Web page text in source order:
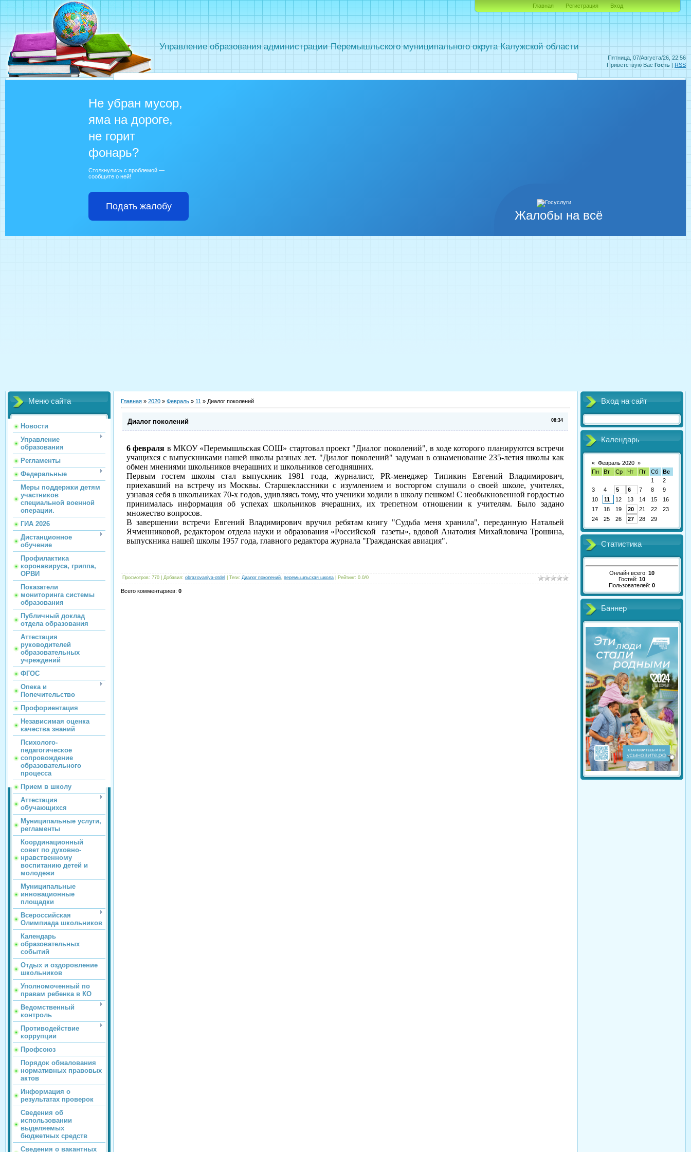
Пятница, 07/Августа/26, 22:56
Приветствую Вас Гость | RSS
Управление образования администрации Перемышльского муниципального округа Калужской области
Главная Регистрация Вход
Жалобы на всё
Не убран мусор,
яма на дороге,
не горит
фонарь?
Столкнулись с проблемой —
сообщите о ней!
Подать жалобу
Меню сайта
Новости
Управление
образования
Регламенты
Федеральные
Меры поддержки детям
участников
специальной военной
операции.
ГИА 2026
Дистанционное
обучение
Профилактика
коронавируса, гриппа,
ОРВИ
Показатели
мониторинга системы
образования
Публичный доклад
отдела образования
Аттестация
руководителей
образовательных
учреждений
ФГОС
Опека и
Попечительство
Профориентация
Независимая оценка
качества знаний
Психолого-
педагогическое
сопровождение
образовательного
процесса
Прием в школу
Аттестация
обучающихся
Муниципальные услуги,
регламенты
Координационный
совет по духовно-
нравственному
воспитанию детей и
молодежи
Муниципальные
инновационные
площадки
Всероссийская
Олимпиада школьников
Календарь
образовательных
событий
Отдых и оздоровление
школьников
Уполномоченный по
правам ребенка в КО
Ведомственный
контроль
Противодействие
коррупции
Профсоюз
Порядок обжалования
нормативных правовых
актов
Информация о
результатах проверок
Сведения об
использовании
выделяемых
бюджетных средств
Сведения о вакантных
Главная » 2020 » Февраль » 11 » Диалог поколений
08:34
Диалог поколений
6 февраля в МКОУ «Перемышльская СОШ» стартовал проект "Диалог поколений", в ходе которого планируются встречи
учащихся с выпускниками нашей школы разных лет. "Диалог поколений" задуман в ознаменование 235-летия школы как
обмен мнениями школьников вчерашних и школьников сегодняшних.
Первым гостем школы стал выпускник 1981 года, журналист, PR-менеджер Типикин Евгений Владимирович,
приехавший на встречу из Москвы. Старшеклассники с изумлением и восторгом слушали о своей школе, учителях,
узнавая себя в школьниках 70-х годов, удивляясь тому, что ученики ходили в школу пешком! С необыкновенной гордостью
принималась информация об успехах школьников вчерашних, их трепетном отношении к учителям. Было задано
множество вопросов.
В завершении встречи Евгений Владимирович вручил ребятам книгу "Судьба меня хранила", переданную Натальей
Ячменниковой, редактором отдела науки и образования «Российской газеты», вдовой Анатолия Михайловича Трошина,
выпускника нашей школы 1957 года, главного редактора журнала "Гражданская авиация".
Просмотров: 770 Добавил: obrazovaniya-otdel Теги: Диалог поколений, перемышльская школа Рейтинг: 0.0/0
Всего комментариев: 0
Вход на сайт
Календарь
« Февраль 2020 »
Пн
Вт Ср Чт Пт Сб
Вс
1
2
3
4 5 6 7 8
9
10
11 12 13 14 15
16
17
18 19 20 21 22
23
24
25 26 27 28 29
Статистика
Онлайн всего: 10
Гостей: 10
Пользователей: 0
Баннер